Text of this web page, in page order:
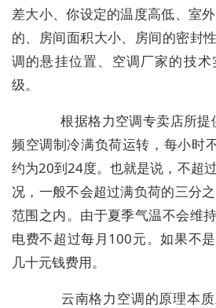
差大小、你设定的温度高低、室
的、房间面积大小、房间的密封
调的悬挂位置、空调厂家的技
级。
根据格力空调专卖店所提
频空调制冷满负荷运转，每小时
约为20到24度。也就是说，不超
况，一般不会超过满负荷的三分
范围之内。由于夏季气温不会维
电费不超过每月100元。如果不
几十元钱费用。
云南格力空调的原理本质